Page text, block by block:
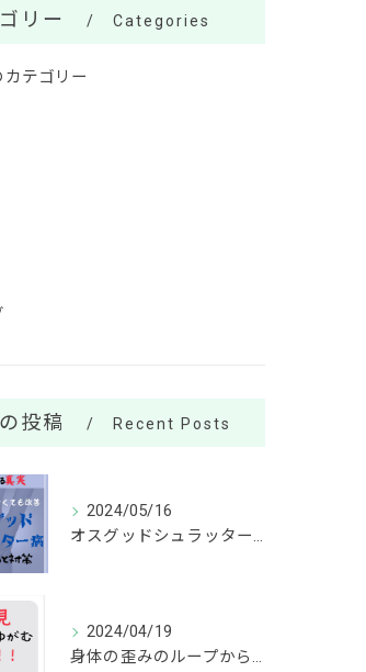
リー Categories
カテゴリー
投稿 Recent Posts
2024/05/16
オスグッドシュラッター病の改善方法は？成長が止まらなくても劇的な改善が可能
2024/04/19
身体の歪みのループから抜け出す方法って？